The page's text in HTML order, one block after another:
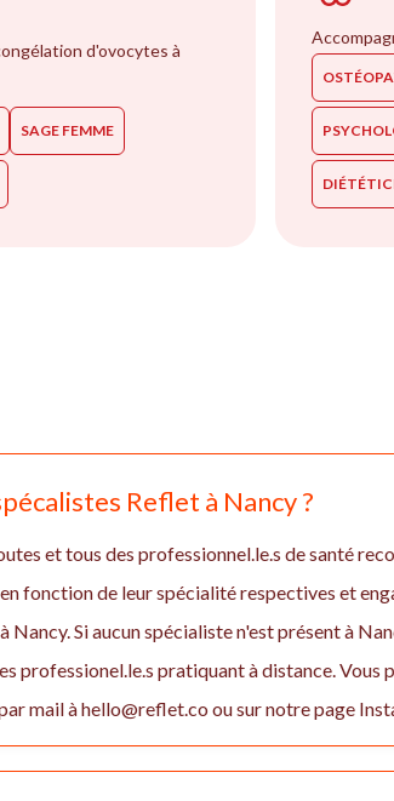
d'ovocytes à
SAGE FEMME
Reflet à Nancy ?
et tous des professionnel.le.s de santé
fonction de leur spécialité respectives et
Nancy. Si aucun spécialiste n'est présent à
professionel.le.s pratiquant à distance. Vous
mail à hello@reflet.co ou sur notre page